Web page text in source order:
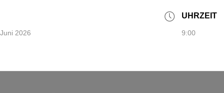
2026
UHRZEIT
9:00